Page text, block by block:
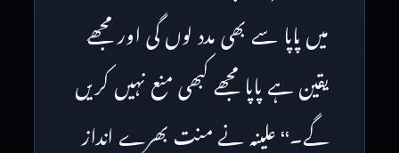
میں پاپا سے بھی مدد لوں گی اور مجھے
یقین ہے پاپا مجھے کبھی منع نہیں کریں
گے۔‘‘ علینہ نے منت بھرے انداز